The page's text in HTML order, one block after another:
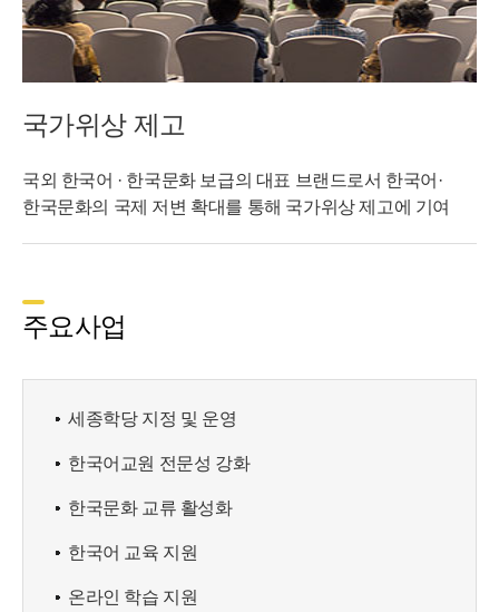
국가위상 제고
국외 한국어 · 한국문화 보급의 대표 브랜드로서 한국어·
한국문화의 국제 저변 확대를 통해 국가위상 제고에 기여
주요사업
세종학당 지정 및 운영
한국어교원 전문성 강화
한국문화 교류 활성화
한국어 교육 지원
온라인 학습 지원